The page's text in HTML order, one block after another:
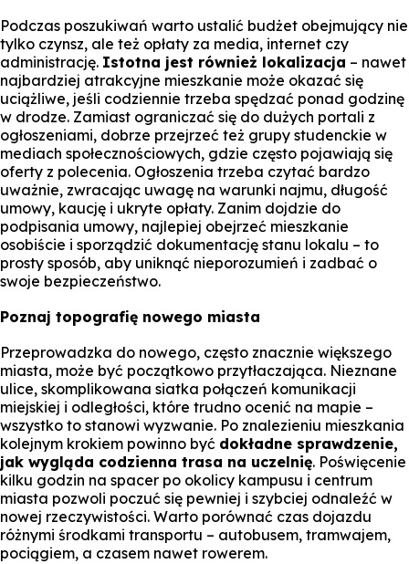
Podczas poszukiwań warto ustalić budżet obejmujący nie
tylko czynsz, ale też opłaty za media, internet czy
administrację. Istotna jest również lokalizacja – nawet
najbardziej atrakcyjne mieszkanie może okazać się
uciążliwe, jeśli codziennie trzeba spędzać ponad godzinę
w drodze. Zamiast ograniczać się do dużych portali z
ogłoszeniami, dobrze przejrzeć też grupy studenckie w
mediach społecznościowych, gdzie często pojawiają się
oferty z polecenia. Ogłoszenia trzeba czytać bardzo
uważnie, zwracając uwagę na warunki najmu, długość
umowy, kaucję i ukryte opłaty. Zanim dojdzie do
podpisania umowy, najlepiej obejrzeć mieszkanie
osobiście i sporządzić dokumentację stanu lokalu – to
prosty sposób, aby uniknąć nieporozumień i zadbać o
swoje bezpieczeństwo.
Poznaj topografię nowego miasta
Przeprowadzka do nowego, często znacznie większego
miasta, może być początkowo przytłaczająca. Nieznane
ulice, skomplikowana siatka połączeń komunikacji
miejskiej i odległości, które trudno ocenić na mapie –
wszystko to stanowi wyzwanie. Po znalezieniu mieszkania
kolejnym krokiem powinno być dokładne sprawdzenie,
jak wygląda codzienna trasa na uczelnię. Poświęcenie
kilku godzin na spacer po okolicy kampusu i centrum
miasta pozwoli poczuć się pewniej i szybciej odnaleźć w
nowej rzeczywistości. Warto porównać czas dojazdu
różnymi środkami transportu – autobusem, tramwajem,
pociągiem, a czasem nawet rowerem.